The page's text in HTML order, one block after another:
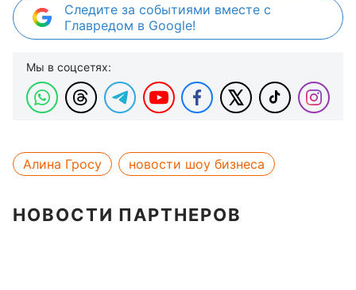
Следите за событиями вместе с
Главредом в Google!
Мы в соцсетях:
Алина Гросу новости шоу бизнеса
НОВОСТИ ПАРТНЕРОВ